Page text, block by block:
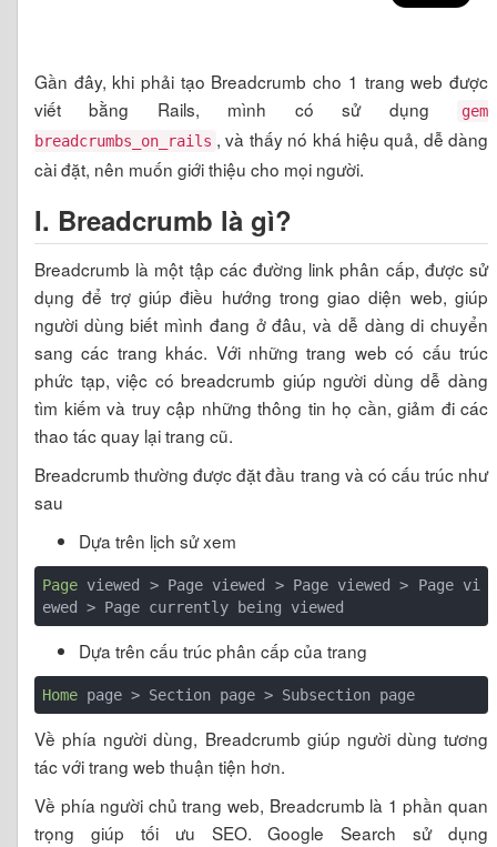
Gần đây, khi phải tạo Breadcrumb cho 1 trang web được
viết bằng Rails, mình có sử dụng
gem
breadcrumbs_on_rails , và thấy nó khá hiệu quả, dễ dàng
cài đặt, nên muốn giới thiệu cho mọi người.
I. Breadcrumb là gì?
Breadcrumb là một tập các đường link phân cấp, được sử
dụng để trợ giúp điều hướng trong giao diện web, giúp
người dùng biết mình đang ở đâu, và dễ dàng di chuyển
sang các trang khác. Với những trang web có cấu trúc
phức tạp, việc có breadcrumb giúp người dùng dễ dàng
tìm kiếm và truy cập những thông tin họ cần, giảm đi các
thao tác quay lại trang cũ.
Breadcrumb thường được đặt đầu trang và có cấu trúc như
sau
Dựa trên lịch sử xem
Page viewed > Page viewed > Page viewed > Page vi
Dựa trên cấu trúc phân cấp của trang
Home
Về phía người dùng, Breadcrumb giúp người dùng tương
tác với trang web thuận tiện hơn.
Về phía người chủ trang web, Breadcrumb là 1 phần quan
trọng giúp tối ưu SEO. Google Search sử dụng